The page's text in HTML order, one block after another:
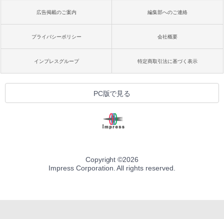
広告掲載のご案内 編集部へのご連絡
プライバシーポリシー 会社概要
インプレスグループ 特定商取引法に基づく表示
PC版で見る
Copyright ©2026
Impress Corporation. All rights reserved.